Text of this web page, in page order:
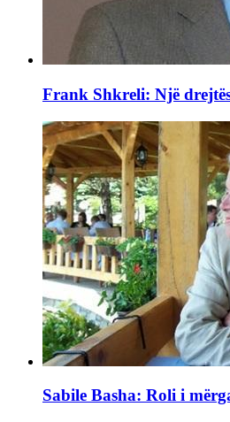
Frank Shkreli: Një
Sabile Basha: Roli i